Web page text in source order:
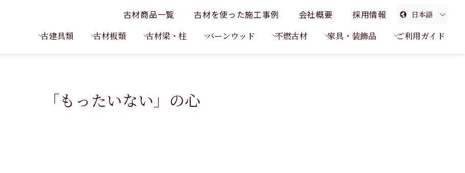
古建具類 古材板類 古材梁・柱 バーンウッド 不燃古材 家具・装飾品 ご利用ガイド
古材商品一覧 古材を使った施工事例 会社概要 採用情報
日本語
English
「もったいない」の心